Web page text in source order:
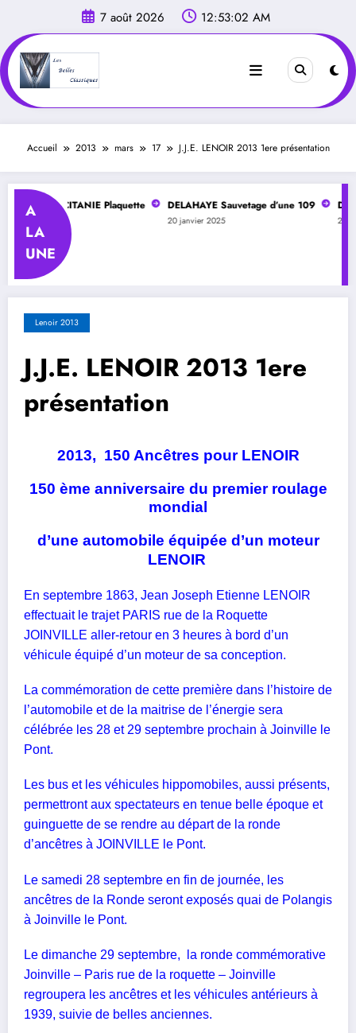
contenu
7 août 2026 12:53:03 AM
Accueil 2013 mars 17 J.J.E. LENOIR 2013 1ere présentation
A
LA
UNE
OCCITANIE Plaquette DELAHAYE Sauvetage d’une 109
20 janvier 2025 20
Lenoir 2013
J.J.E. LENOIR 2013 1ere
présentation
2013, 150 Ancêtres pour LENOIR
150 ème anniversaire du premier roulage
mondial
d’une automobile équipée d’un moteur
LENOIR
En septembre 1863, Jean Joseph Etienne LENOIR
effectuait le trajet PARIS rue de la Roquette
JOINVILLE aller-retour en 3 heures à bord d’un
véhicule équipé d’un moteur de sa conception.
La commémoration de cette première dans l’histoire de
l’automobile et de la maitrise de l’énergie sera
célébrée les 28 et 29 septembre prochain à Joinville le
Pont.
Les bus et les véhicules hippomobiles, aussi présents,
permettront aux spectateurs en tenue belle époque et
guinguette de se rendre au départ de la ronde
d’ancêtres à JOINVILLE le Pont.
Le samedi 28 septembre en fin de journée, les
ancêtres de la Ronde seront exposés quai de Polangis
à Joinville le Pont.
Le dimanche 29 septembre, la ronde commémorative
Joinville – Paris rue de la roquette – Joinville
regroupera les ancêtres et les véhicules antérieurs à
1939, suivie de belles anciennes.